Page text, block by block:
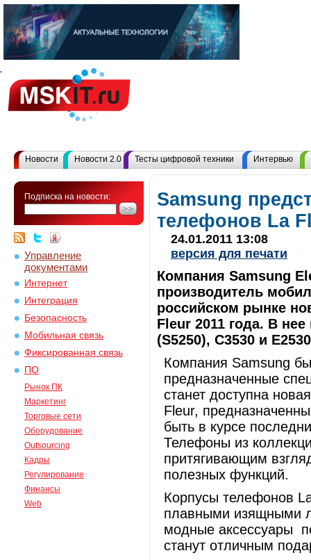
Новости Новости 2.0 Тесты цифровой техники Интервью
Подписка на новости:
Управление
документами
Интернет
Интеграция
Безопасность
Мобильная связь
Фиксированная связь
ПО
Рынок ПК
Маркетинг
Торговые сети
Оборудование
Outsourcing
Кадры
Регулирование
Финансы
Web
Samsung
телефонов La
24.01.2011 13:08
версия для печати
Компания Samsung
производитель
российском рынке
Fleur 2011 года. В
(S5250), С3530 и
Компания Samsung
предназначенные
станет доступна
Fleur,
быть в курсе
Телефоны из
притягивающим
полезных функций.
Корпусы телефонов
плавными изящными
модные аксессуары
станут отличным